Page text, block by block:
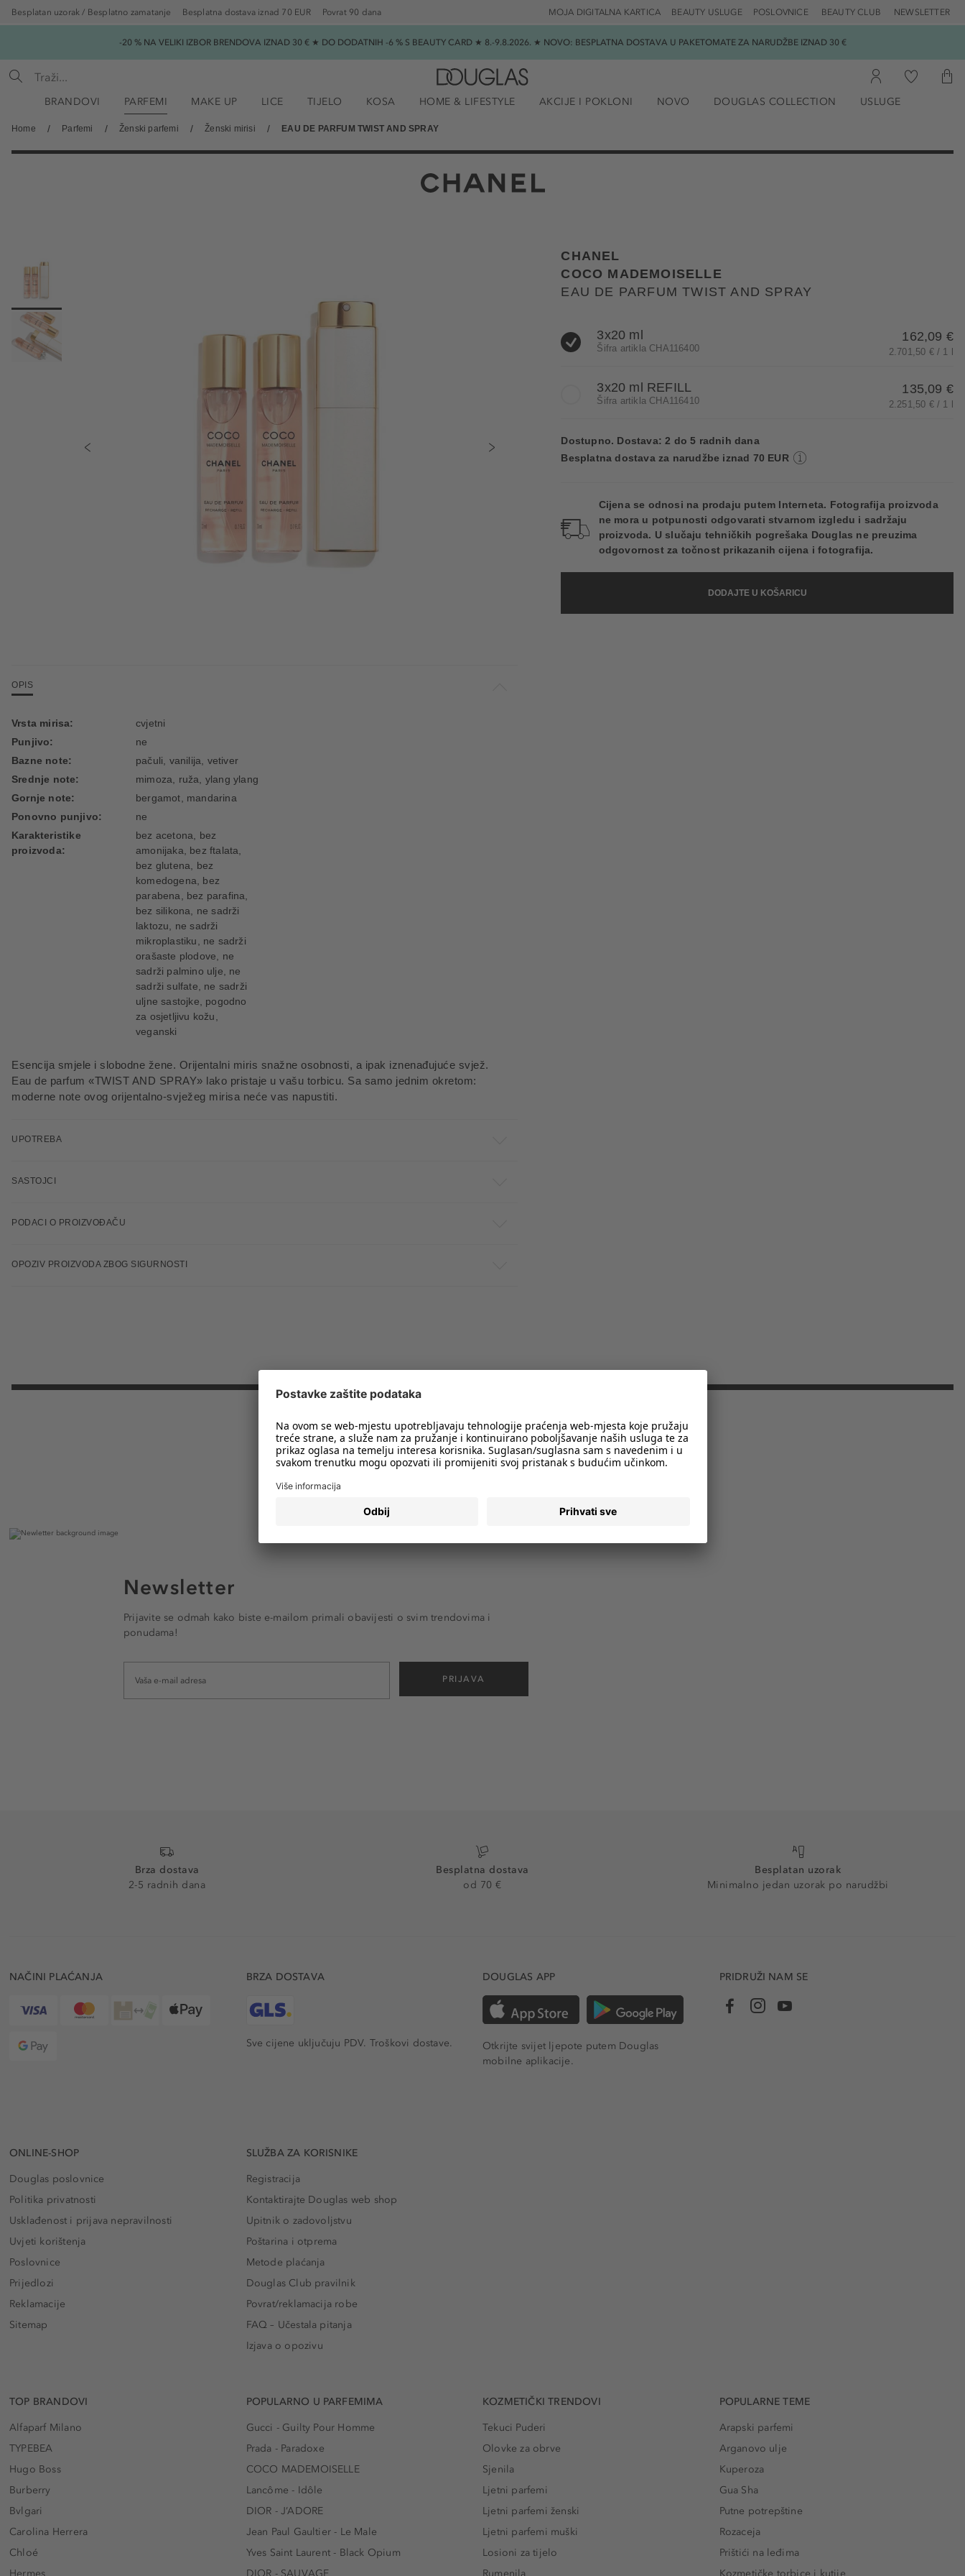
Besplatan uzorak / Besplatno zamatanje Besplatna dostava iznad 70 EUR Povrat 90 dana POSLOVNICE BEAUTY CLUB NEWSLETTER
BEAUTY USLUGE
MOJA DIGITALNA KARTICA
-20 % NA VELIKI IZBOR BRENDOVA IZNAD 30 € ★ DO DODATNIH -6 % S BEAUTY CARD ★ 8.-9.8.2026. ★ NOVO: BESPLATNA DOSTAVA U PAKETOMATE ZA NARUDŽBE IZNAD 30 €
BRANDOVI PARFEMI MAKE UP LICE TIJELO KOSA HOME & LIFESTYLE AKCIJE I POKLONI NOVO DOUGLAS COLLECTION USLUGE
Home Parfemi Ženski parfemi Ženski mirisi EAU DE PARFUM TWIST AND SPRAY
CHANEL
COCO MADEMOISELLE
EAU DE PARFUM TWIST AND SPRAY
3x20 ml
Šifra artikla CHA116400
162,09 €
2.701,50 € / 1 l
3x20 ml REFILL
Šifra artikla CHA116410
135,09 €
2.251,50 € / 1 l
Dostupno. Dostava: 2 do 5 radnih dana
Besplatna dostava za narudžbe iznad 70 EUR
Cijena se odnosi na prodaju putem Interneta. Fotografija proizvoda
ne mora u potpunosti odgovarati stvarnom izgledu i sadržaju
proizvoda. U slučaju tehničkih pogrešaka Douglas ne preuzima
odgovornost za točnost prikazanih cijena i fotografija.
DODAJTE U KOŠARICU
OPIS
Esencija smjele i slobodne žene. Orijentalni miris snažne osobnosti, a ipak iznenađujuće svjež.
Eau de parfum «TWIST AND SPRAY» lako pristaje u vašu torbicu. Sa samo jednim okretom:
moderne note ovog orijentalno-svježeg mirisa neće vas napustiti.
Vrsta mirisa:
cvjetni
Punjivo:
ne
Bazne note:
pačuli, vanilija, vetiver
Srednje note:
mimoza, ruža, ylang ylang
Gornje note:
bergamot, mandarina
Ponovno punjivo:
ne
Karakteristike
proizvoda:
bez acetona, bez
amonijaka, bez ftalata,
bez glutena, bez
komedogena, bez
parabena, bez parafina,
bez silikona, ne sadrži
laktozu, ne sadrži
mikroplastiku, ne sadrži
orašaste plodove, ne
sadrži palmino ulje, ne
sadrži sulfate, ne sadrži
uljne sastojke, pogodno
za osjetljivu kožu,
veganski
UPOTREBA
SASTOJCI
PODACI O PROIZVOĐAČU
OPOZIV PROIZVODA ZBOG SIGURNOSTI
Newsletter
Prijavite se odmah kako biste e-mailom primali obavijesti o svim trendovima i
ponudama!
PRIJAVA
Brza dostava
2-5 radnih dana
Besplatna dostava
od 70 €
Besplatan uzorak
Minimalno jedan uzorak po narudžbi
NAČINI PLAĆANJA BRZA DOSTAVA
Sve cijene uključuju PDV. Troškovi dostave.
DOUGLAS APP
Otkrijte svijet ljepote putem Douglas
mobilne aplikacije.
PRIDRUŽI NAM SE
ONLINE-SHOP
Douglas poslovnice
Politika privatnosti
Usklađenost i prijava nepravilnosti
Uvjeti korištenja
Poslovnice
Prijedlozi
Reklamacije
Sitemap
SLUŽBA ZA KORISNIKE
Registracija
Kontaktirajte Douglas web shop
Upitnik o zadovoljstvu
Poštarina i otprema
Metode plaćanja
Douglas Club pravilnik
Povrat/reklamacija robe
FAQ – Učestala pitanja
Izjava o opozivu
TOP BRANDOVI
Alfaparf Milano
TYPEBEA
Hugo Boss
Burberry
Bvlgari
Carolina Herrera
Chloé
Hermes
POPULARNO U PARFEMIMA
Gucci - Guilty Pour Homme
Prada - Paradoxe
COCO MADEMOISELLE
Lancôme - Idôle
DIOR - J’ADORE
Jean Paul Gaultier - Le Male
Yves Saint Laurent - Black Opium
DIOR - SAUVAGE
KOZMETIČKI TRENDOVI
Tekuci Puderi
Olovke za obrve
Sjenila
Ljetni parfemi
Ljetni parfemi ženski
Ljetni parfemi muški
Losioni za tijelo
Rumenila
POPULARNE TEME
Arapski parfemi
Arganovo ulje
Kuperoza
Gua Sha
Putne potrepštine
Rozaceja
Prištići na leđima
Kozmetičke torbice i kutije